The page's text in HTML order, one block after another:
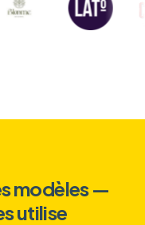
modèles —
utilise